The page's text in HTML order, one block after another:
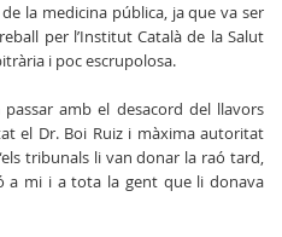
la medicina pública, ja que va ser
per l’Institut Català de la Salut
i poc escrupolosa.
amb el desacord del llavors
el Dr. Boi Ruiz i màxima autoritat
tribunals li van donar la raó tard,
a mi i a tota la gent que li donava